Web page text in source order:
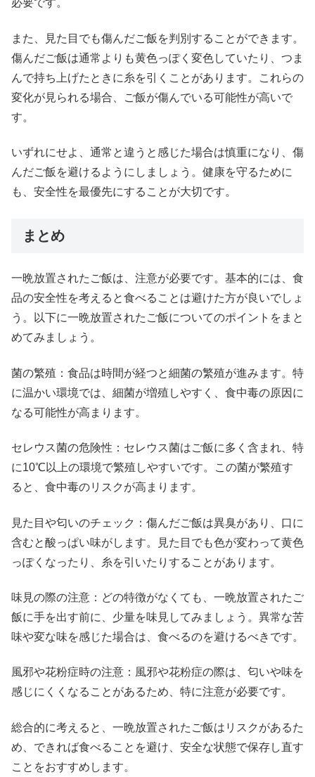
必要です。
また、見た目でも傷んだご飯を判別することができます。
傷んだご飯は通常よりも黄色っぽく変色していたり、つま
んで持ち上げたときに糸を引くことがあります。これらの
変化が見られる場合、ご飯が傷んでいる可能性が高いで
す。
いずれにせよ、通常と違うと感じた場合は慎重になり、傷
んだご飯を避けるようにしましょう。健康を守るために
も、安全性を最優先にすることが大切です。
まとめ
一晩放置されたご飯は、注意が必要です。基本的には、食
品の安全性を考えると食べることは避けた方が良いでしょ
う。以下に一晩放置されたご飯についてのポイントをまと
めてみましょう。
菌の繁殖：食品は時間が経つと細菌の繁殖が進みます。特
に温かい環境では、細菌が増殖しやすく、食中毒の原因に
なる可能性が高まります。
セレウス菌の危険性：セレウス菌はご飯に多く含まれ、特
に10℃以上の環境で繁殖しやすいです。この菌が繁殖す
ると、食中毒のリスクが高まります。
見た目や匂いのチェック：傷んだご飯は異臭があり、口に
含むと酸っぱい味がします。見た目でも色が変わって黄色
っぽくなったり、糸を引いたりすることがあります。
味見の際の注意：どの特徴がなくても、一晩放置されたご
飯に手を出す前に、少量を味見してみましょう。異常な苦
味や変な味を感じた場合は、食べるのを避けるべきです。
風邪や花粉症時の注意：風邪や花粉症の際は、匂いや味を
感じにくくなることがあるため、特に注意が必要です。
総合的に考えると、一晩放置されたご飯はリスクがあるた
め、できれば食べることを避け、安全な状態で保存し直す
ことをおすすめします。